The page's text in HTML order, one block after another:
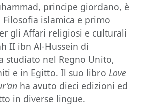
principe giordano, è
islamica e primo
gli Affari religiosi e culturali
II ibn Al-Hussein di
studiato nel Regno Unito,
e in Egitto. Il suo libro Love
ha avuto dieci edizioni ed
in diverse lingue.